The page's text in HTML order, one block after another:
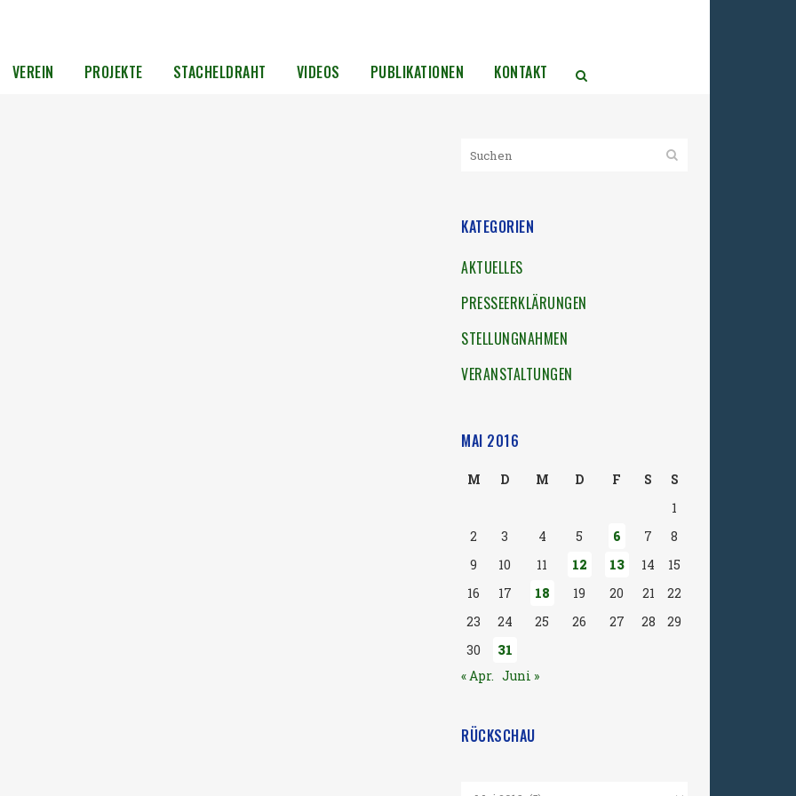
VEREIN PROJEKTE STACHELDRAHT VIDEOS PUBLIKATIONEN KONTAKT
KATEGORIEN
AKTUELLES
PRESSEERKLÄRUNGEN
STELLUNGNAHMEN
VERANSTALTUNGEN
MAI 2016
M D M D F S
S
1
2
3 4 5 6 7
8
9
10 11 12 13 14
15
16
17 18 19 20 21
22
23
24 25 26 27 28
29
30
31
« Apr. Juni »
RÜCKSCHAU